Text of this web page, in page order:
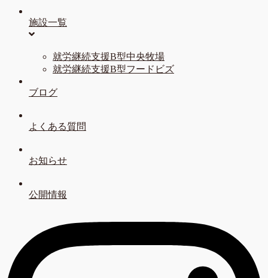
施設一覧
就労継続支援B型中央牧場
就労継続支援B型フードビズ
ブログ
よくある質問
お知らせ
公開情報